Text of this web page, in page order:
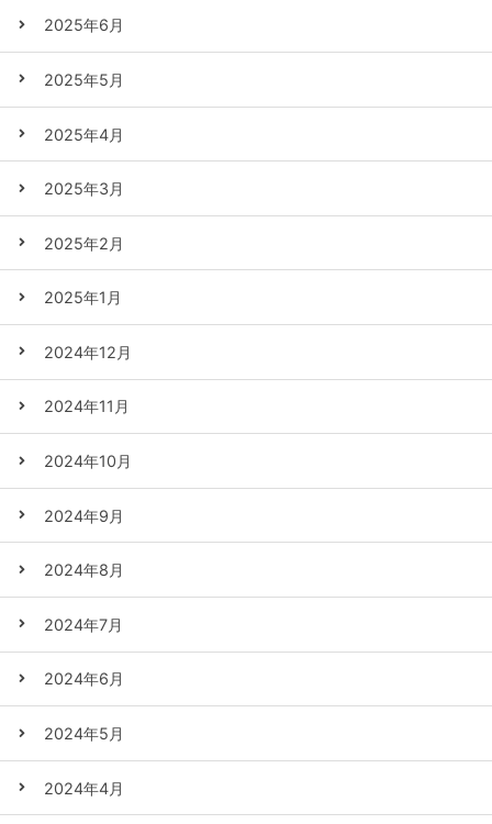
2025年6月
2025年5月
2025年4月
2025年3月
2025年2月
2025年1月
2024年12月
2024年11月
2024年10月
2024年9月
2024年8月
2024年7月
2024年6月
2024年5月
2024年4月